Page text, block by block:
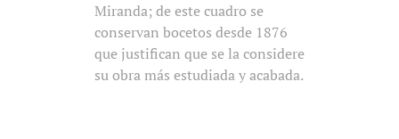
Miranda; de este cuadro se
conservan bocetos desde 1876
que justifican que se la considere
su obra más estudiada y acabada.